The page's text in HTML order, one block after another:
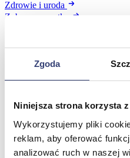
Zgoda
Niniejsza strona korzysta
Wykorzystujemy pliki
reklam, aby oferować
analizować ruch w naszej
Zdrowie i uroda
Zobacz wszystko
Wróć
Zobacz wszystko
Wynajem